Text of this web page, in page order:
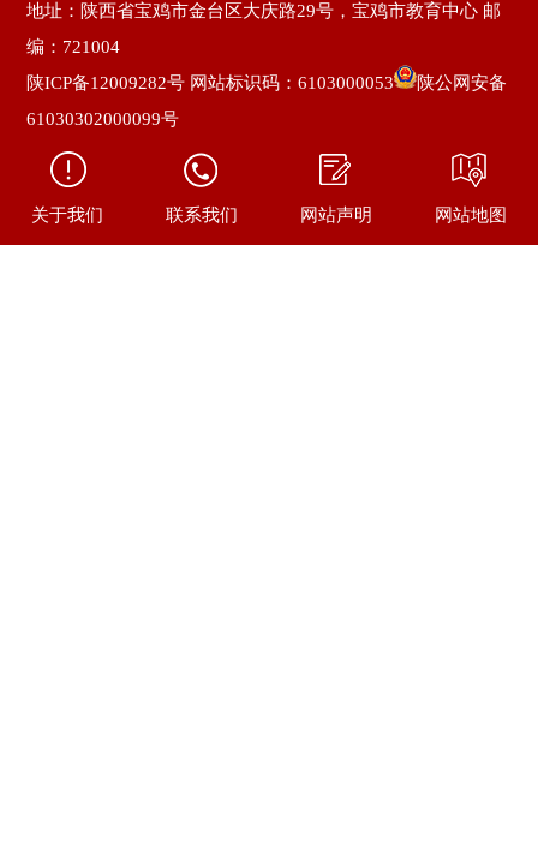
地址：陕西省宝鸡市金台区大庆路29号，宝鸡市教育中心 邮
编：721004
陕ICP备12009282号 网站标识码：6103000053
陕公网安备
61030302000099号
关于我们 联系我们 网站声明 网站地图